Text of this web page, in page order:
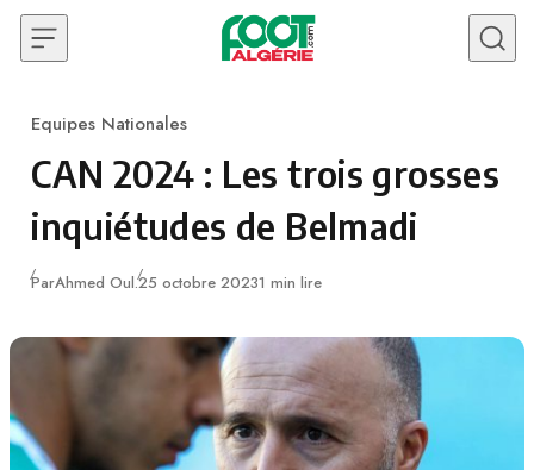
Skip to content
Category
Equipes Nationales
CAN 2024 : Les trois grosses
inquiétudes de Belmadi
ParAhmed Oul.Publié
25 octobre 20231 min lire